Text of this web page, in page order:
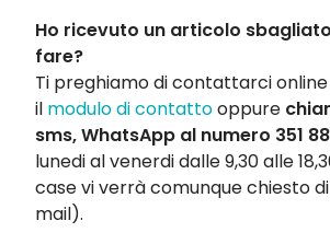
Ho ricevuto un articolo
fare?
Ti preghiamo di contattarci
il modulo di contattooppure
sms, WhatsApp al numero 351
lunedi al venerdi dalle 9,30 alle
case vi verrà comunque chiesto
mail).